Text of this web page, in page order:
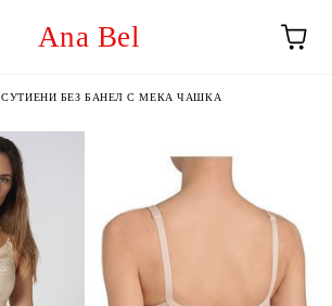
Ana Bel
СУТИЕНИ БЕЗ БАНЕЛ С МЕКА ЧАШКА